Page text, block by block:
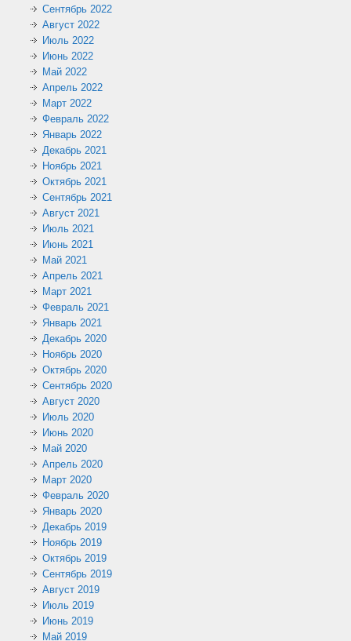
Сентябрь 2022
Август 2022
Июль 2022
Июнь 2022
Май 2022
Апрель 2022
Март 2022
Февраль 2022
Январь 2022
Декабрь 2021
Ноябрь 2021
Октябрь 2021
Сентябрь 2021
Август 2021
Июль 2021
Июнь 2021
Май 2021
Апрель 2021
Март 2021
Февраль 2021
Январь 2021
Декабрь 2020
Ноябрь 2020
Октябрь 2020
Сентябрь 2020
Август 2020
Июль 2020
Июнь 2020
Май 2020
Апрель 2020
Март 2020
Февраль 2020
Январь 2020
Декабрь 2019
Ноябрь 2019
Октябрь 2019
Сентябрь 2019
Август 2019
Июль 2019
Июнь 2019
Май 2019